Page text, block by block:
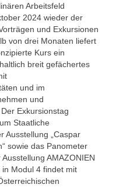
Arbeitsfeld
2024 wieder der
und Exkursionen
von drei Monaten liefert
Kurs ein
breit gefächertes
und im
und
Exkursionstag
Staatliche
Ausstellung „Caspar
sowie das Panometer
AMAZONIEN
Modul 4 findet mit